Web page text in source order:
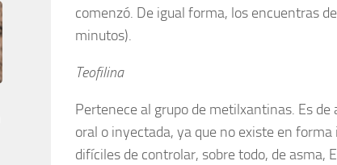
comenzó. De igual forma, los encuentras
minutos).
Teofilina
Pertenece al grupo de metilxantinas. Es
oral o inyectada, ya que no existe en
difíciles de controlar, sobre todo, de asma,